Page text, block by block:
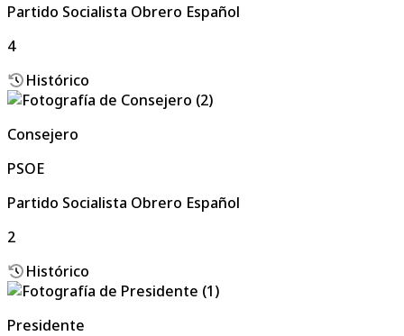
Partido Socialista Obrero Español
4
Histórico
Consejero
PSOE
Partido Socialista Obrero Español
2
Histórico
Presidente